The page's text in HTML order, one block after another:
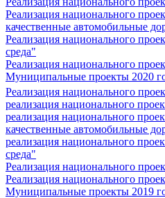
Реализация национального
качественные автомобильные
Реализация национального
среда"
Реализация национального
Муниципальные проекты 2020
Реализация национального
реализация национального
реализация национального
качественные автомобильные
реализация национального
среда"
Реализация национального
Реализация национального
Муниципальные проекты 2019